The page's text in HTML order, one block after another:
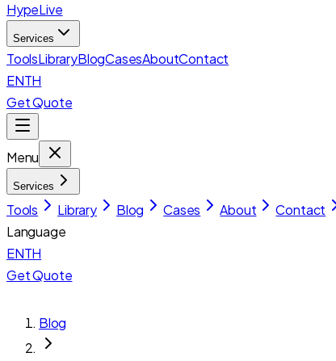
HypeLive
Services
ToolsLibraryBlogCasesAboutContact
ENTH
Get Quote
Menu
Services
Tools Library Blog Cases About
Contact
Language
ENTH
Get Quote
Blog